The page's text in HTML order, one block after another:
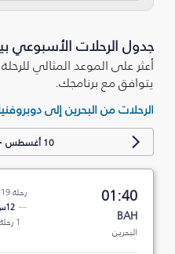
جدول الرحلات الأسبوعي
أعثر على الموعد المثالي
يتوافق مع برنامجك.
الرحلات من البحرين إلى
10 أغسطس
01:40
BAH
البحرين
رحلة FZ 030/719
12س 40د
1 رحلة متابعة